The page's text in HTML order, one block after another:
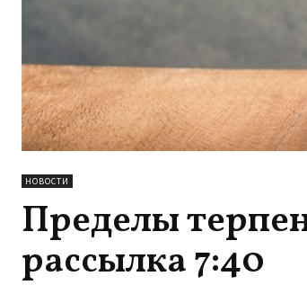
НОВОСТИ
Пределы
рассылка 7:40